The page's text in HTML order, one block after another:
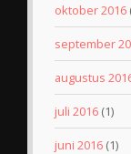
oktober 2016
september
augustus
juli 2016 (1)
juni 2016 (1)